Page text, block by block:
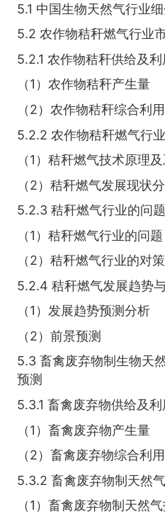
5.1 中国生物天然气行业
5.2 农作物秸秆燃气行业
5.2.1 农作物秸秆供给及
（1）农作物秸秆产生量
（2）农作物秸秆综合利
5.2.2 农作物秸秆燃气行
（1）秸秆燃气技术原理
（2）秸秆燃气发展现状
5.2.3 秸秆燃气行业的问
（1）秸秆燃气行业的问题
（2）秸秆燃气行业的对策
5.2.4 秸秆燃气发展趋势
（1）发展趋势预测分析
（2）前景预测
5.3 畜禽废弃物制生物天
预测
5.3.1 畜禽废弃物供给及
（1）畜禽废弃物产生量
（2）畜禽废弃物综合利
5.3.2 畜禽废弃物制天然
（1）畜禽废弃物制天然